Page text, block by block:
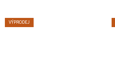
VÝPRODEJ